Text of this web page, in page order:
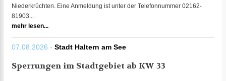
Niederkrüchten. Eine Anmeldung ist unter der Telefonnummer 02162-
81903...
mehr lesen...
07.08.2026 - Stadt Haltern am See
Sperrungen im Stadtgebiet ab KW 33